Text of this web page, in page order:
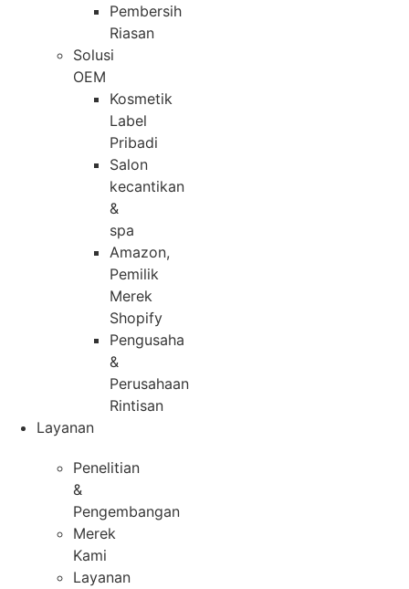
Pembersih
Riasan
Solusi
OEM
Kosmetik
Label
Pribadi
Salon
kecantikan
&
spa
Amazon,
Pemilik
Merek
Shopify
Pengusaha
&
Perusahaan
Rintisan
Layanan
Penelitian
&
Pengembangan
Merek
Kami
Layanan